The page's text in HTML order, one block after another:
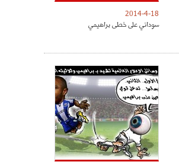
2014-4-18
سوداني على خطى براهيمي